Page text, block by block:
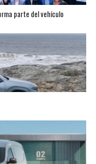
parte del vehículo